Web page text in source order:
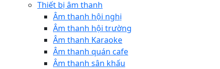
Thiết bị âm thanh
Âm thanh hội nghị
Âm thanh hội trường
Âm thanh Karaoke
Âm thanh quán cafe
Âm thanh sân khấu